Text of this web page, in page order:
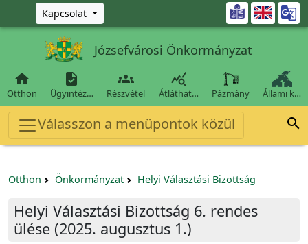
Ugrás a fő tartalomra
Kapcsolat 
Józsefvárosi Önkormányzat

Otthon

Ügyintéz…

Részvétel

Átláthat… Pázmány Állami k…
Válasszon a menüpontok közül 
Otthon Önkormányzat Helyi Választási Bizottság
Helyi Választási Bizottság 6. rendes
ülése (2025. augusztus 1.)